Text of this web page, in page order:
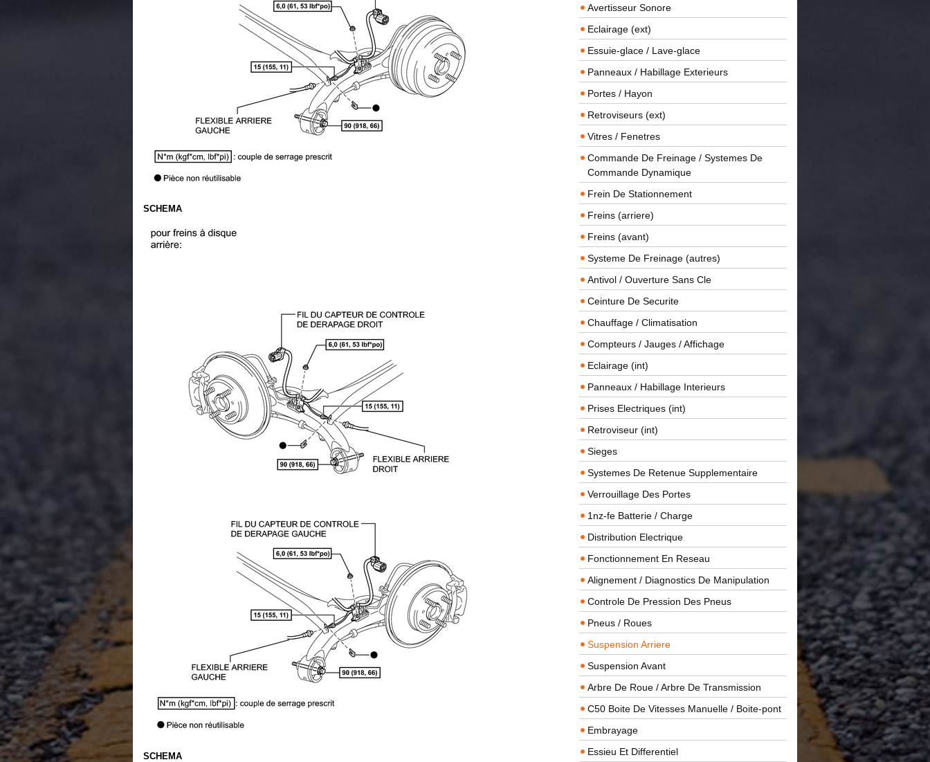
SCHEMA
SCHEMA
Avertisseur Sonore
Eclairage (ext)
Essuie-glace / Lave-glace
Panneaux / Habillage Exterieurs
Portes / Hayon
Retroviseurs (ext)
Vitres / Fenetres
Commande De Freinage / Systemes De
Commande Dynamique
Frein De Stationnement
Freins (arriere)
Freins (avant)
Systeme De Freinage (autres)
Antivol / Ouverture Sans Cle
Ceinture De Securite
Chauffage / Climatisation
Compteurs / Jauges / Affichage
Eclairage (int)
Panneaux / Habillage Interieurs
Prises Electriques (int)
Retroviseur (int)
Sieges
Systemes De Retenue Supplementaire
Verrouillage Des Portes
1nz-fe Batterie / Charge
Distribution Electrique
Fonctionnement En Reseau
Alignement / Diagnostics De Manipulation
Controle De Pression Des Pneus
Pneus / Roues
Suspension Arriere
Suspension Avant
Arbre De Roue / Arbre De Transmission
C50 Boite De Vitesses Manuelle / Boite-pont
Embrayage
Essieu Et Differentiel